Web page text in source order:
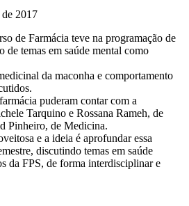
de 2017
de Farmácia teve na programação de
de temas em saúde mental como
da maconha e comportamento
puderam contar com a
Tarquino e Rossana Rameh, de
Pinheiro, de Medicina.
e a ideia é aprofundar essa
discutindo temas em saúde
da FPS, de forma interdisciplinar e